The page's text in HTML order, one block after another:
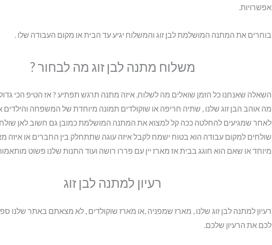
אפשרויות.
בוחרים את המתנה המושלמת לבן זוג והמשלוח יגיע עד הבית או מקום העבודה שלו .
משלוח מתנה לבן זוג מה לבחור ?
השאלה שאנחנו כל הזמן שואלים מה לשלוח, איזה מתנה תרגש תפתיע ? אז הטיפ הכי
מה אוהב הבן זוג שלנו , שתיה חריפה או שוקולדים תמונה מיוחדת של המשפחה והילדים
לאחר שמגיעים להחלטה ככה קל למצוא את המתנה המושלמת כמובן גם חשוב לאן
שולחים למקום עבודה הוא בטוח ישמח לקבל איזה עוגה שתתחלק בין החברים או איזה
מיוחד או שאם הוא חוגג בבית אז מארז יין עם פררו רושה ועוד התנות שלנו פשוט
רעיון למתנה לבן זוג
רעיון למתנה לבן זוג שלנו , מארז שמפניה ,או מארז שוקולדים , לא מצאתם באתר שלנו ספרו
לכם את הרעיון שלכם.